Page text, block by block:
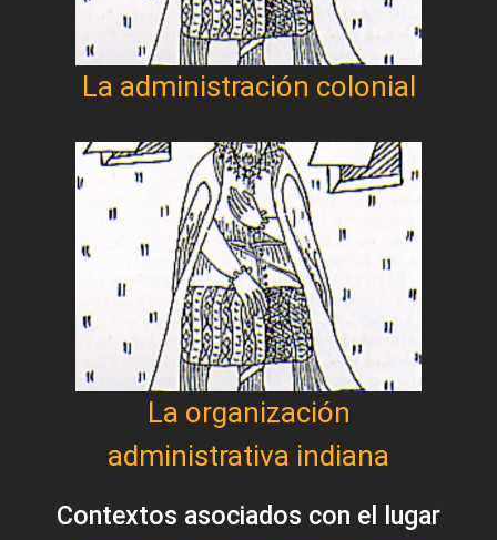
La administración colonial
La organización
administrativa indiana
Contextos asociados con el lugar